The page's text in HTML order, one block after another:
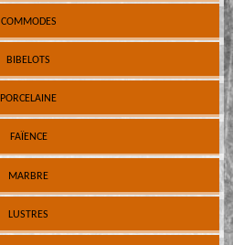
COMMODES
BIBELOTS
PORCELAINE
FAÏENCE
MARBRE
LUSTRES